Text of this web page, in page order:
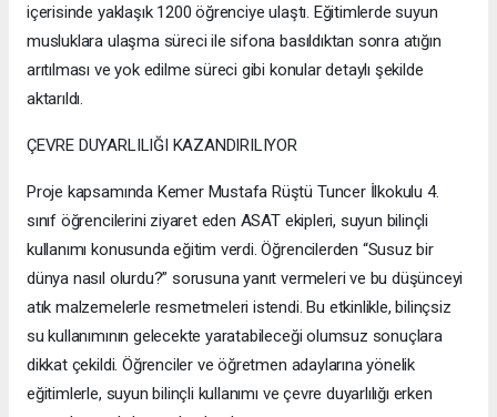
içerisinde yaklaşık 1200 öğrenciye ulaştı. Eğitimlerde suyun
musluklara ulaşma süreci ile sifona basıldıktan sonra atığın
arıtılması ve yok edilme süreci gibi konular detaylı şekilde
aktarıldı.
ÇEVRE DUYARLILIĞI KAZANDIRILIYOR
Proje kapsamında Kemer Mustafa Rüştü Tuncer İlkokulu 4.
sınıf öğrencilerini ziyaret eden ASAT ekipleri, suyun bilinçli
kullanımı konusunda eğitim verdi. Öğrencilerden “Susuz bir
dünya nasıl olurdu?” sorusuna yanıt vermeleri ve bu düşünceyi
atık malzemelerle resmetmeleri istendi. Bu etkinlikle, bilinçsiz
su kullanımının gelecekte yaratabileceği olumsuz sonuçlara
dikkat çekildi. Öğrenciler ve öğretmen adaylarına yönelik
eğitimlerle, suyun bilinçli kullanımı ve çevre duyarlılığı erken